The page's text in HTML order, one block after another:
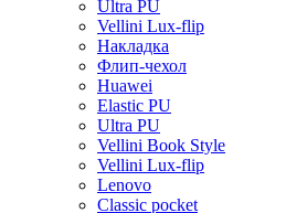
Ultra PU
Vellini Lux-flip
Накладка
Флип-чехол
Huawei
Elastic PU
Ultra PU
Vellini Book Style
Vellini Lux-flip
Lenovo
Classic pocket